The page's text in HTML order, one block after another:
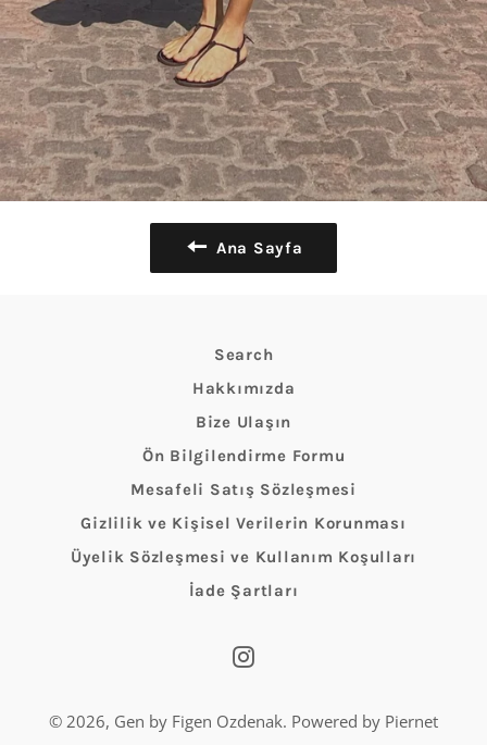
Ana Sayfa
Search
Hakkımızda
Bize Ulaşın
Ön Bilgilendirme Formu
Mesafeli Satış Sözleşmesi
Gizlilik ve Kişisel Verilerin Korunması
Üyelik Sözleşmesi ve Kullanım Koşulları
İade Şartları
Instagram
© 2026, Gen by Figen Ozdenak. Powered by Piernet